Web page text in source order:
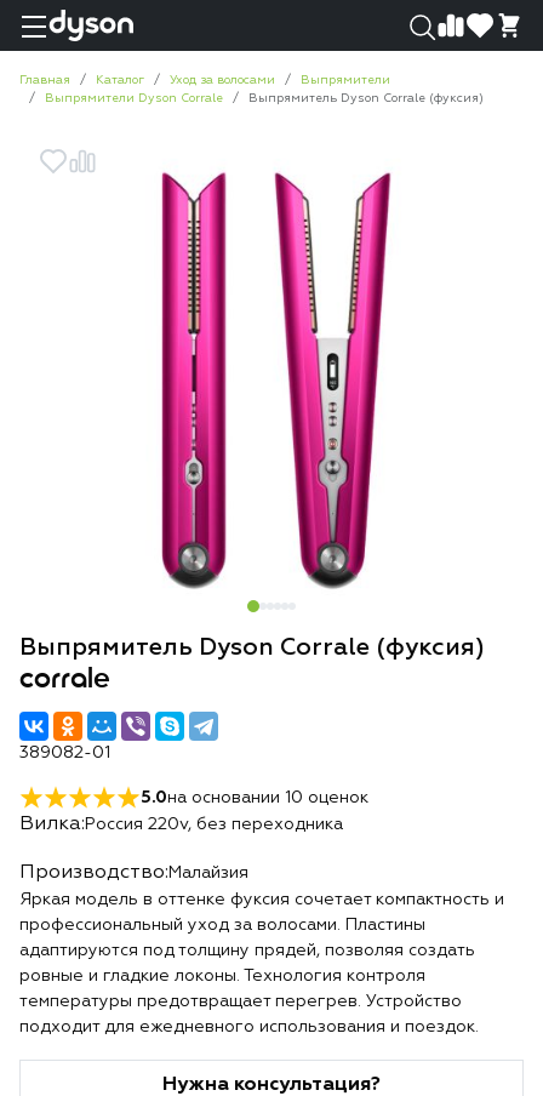
Главная Каталог Уход за волосами
Выпрямители
Выпрямители Dyson Corrale
Выпрямитель Dyson Corrale (фуксия)
Выпрямитель Dyson Corrale (фуксия)
corrale
389082-01
5.0на основании 10 оценок
Вилка: Россия 220v, без переходника
Производство: Малайзия
Яркая модель в оттенке фуксия сочетает компактность и
профессиональный уход за волосами. Пластины
адаптируются под толщину прядей, позволяя создать
ровные и гладкие локоны. Технология контроля
температуры предотвращает перегрев. Устройство
подходит для ежедневного использования и поездок.
Нужна консультация?